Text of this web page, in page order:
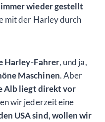
wieder gestellt
mit der Harley durch
Harley-Fahrer, und ja,
Maschinen. Aber
Alb liegt direkt vor
wir jederzeit eine
USA sind, wollen wir